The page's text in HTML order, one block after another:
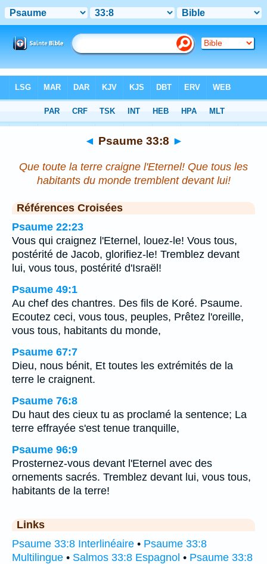
Chapitre 33> Verset 8
◄ Psaume 33:8 ►
Que toute la terre craigne l'Eternel! Que tous les
habitants du monde tremblent devant lui!
Références Croisées
Psaume 22:23
Vous qui craignez l'Eternel, louez-le! Vous tous,
postérité de Jacob, glorifiez-le! Tremblez devant
lui, vous tous, postérité d'Israël!
Psaume 49:1
Au chef des chantres. Des fils de Koré. Psaume.
Ecoutez ceci, vous tous, peuples, Prêtez l'oreille,
vous tous, habitants du monde,
Psaume 67:7
Dieu, nous bénit, Et toutes les extrémités de la
terre le craignent.
Psaume 76:8
Du haut des cieux tu as proclamé la sentence; La
terre effrayée s'est tenue tranquille,
Psaume 96:9
Prosternez-vous devant l'Eternel avec des
ornements sacrés. Tremblez devant lui, vous tous,
habitants de la terre!
Links
Psaume 33:8 Interlinéaire • Psaume 33:8
Multilingue • Salmos 33:8 Espagnol • Psaume 33:8